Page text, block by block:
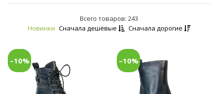
Всего товаров: 243
Новинки Сначала дешёвые Сначала дорогие
–10% –10%